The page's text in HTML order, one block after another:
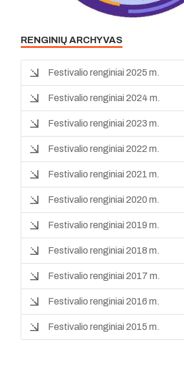
RENGINIŲ ARCHYVAS
Festivalio renginiai 2025 m.
Festivalio renginiai 2024 m.
Festivalio renginiai 2023 m.
Festivalio renginiai 2022 m.
Festivalio renginiai 2021 m.
Festivalio renginiai 2020 m.
Festivalio renginiai 2019 m.
Festivalio renginiai 2018 m.
Festivalio renginiai 2017 m.
Festivalio renginiai 2016 m.
Festivalio renginiai 2015 m.